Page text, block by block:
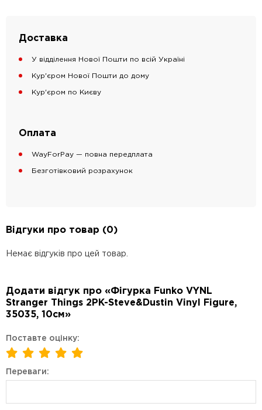
Доставка
У відділення Нової Пошти по всій Україні
Кур'єром Нової Пошти до дому
Кур'єром по Києву
Оплата
WayForPay — повна передплата
Безготівковий розрахунок
Відгуки про товар (0)
Немає відгуків про цей товар.
Додати відгук про «Фігурка Funko VYNL
Stranger Things 2PK-Steve&Dustin Vinyl Figure,
35035, 10см»
Поставте оцінку:
Переваги: